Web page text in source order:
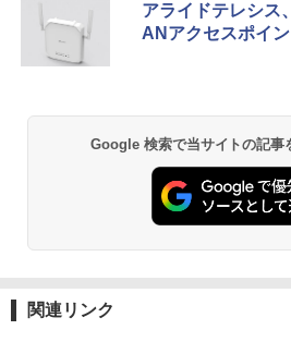
アライドテレシス
ANアクセスポイン
Google 検索で当サイトの記事
関連リンク